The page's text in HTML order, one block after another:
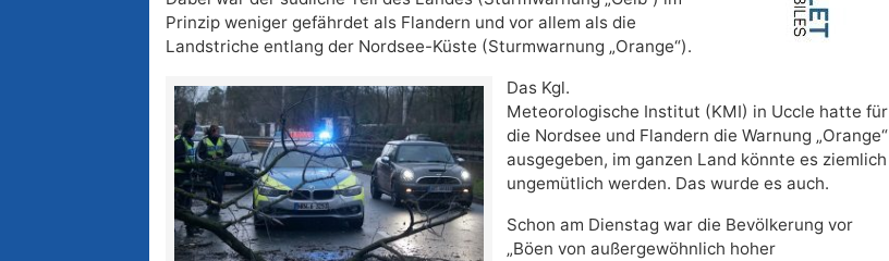
Prinzip weniger gefährdet als Flandern und vor allem als die
Landstriche entlang der Nordsee-Küste (Sturmwarnung „Orange“).
Das Kgl.
Meteorologische Institut (KMI) in Uccle hatte für
die Nordsee und Flandern die Warnung „Orange“
ausgegeben, im ganzen Land könnte es ziemlich
ungemütlich werden. Das wurde es auch.
Schon am Dienstag war die Bevölkerung vor
„Böen von außergewöhnlich hoher